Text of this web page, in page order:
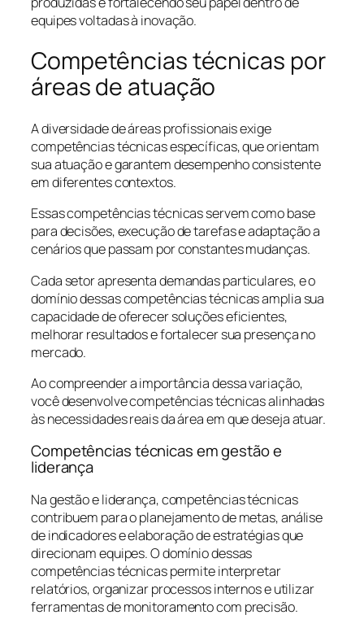
equipes voltadas à inovação.
Competências técnicas por
áreas de atuação
A diversidade de áreas profissionais exige
competências técnicas específicas, que orientam
sua atuação e garantem desempenho consistente
em diferentes contextos.
Essas competências técnicas servem como base
para decisões, execução de tarefas e adaptação a
cenários que passam por constantes mudanças.
Cada setor apresenta demandas particulares, e o
domínio dessas competências técnicas amplia sua
capacidade de oferecer soluções eficientes,
melhorar resultados e fortalecer sua presença no
mercado.
Ao compreender a importância dessa variação,
você desenvolve competências técnicas alinhadas
às necessidades reais da área em que deseja atuar.
Competências técnicas em gestão e
liderança
Na gestão e liderança, competências técnicas
contribuem para o planejamento de metas, análise
de indicadores e elaboração de estratégias que
direcionam equipes. O domínio dessas
competências técnicas permite interpretar
relatórios, organizar processos internos e utilizar
ferramentas de monitoramento com precisão.